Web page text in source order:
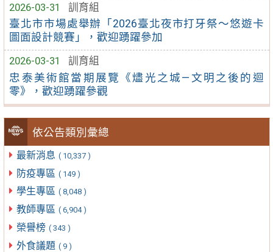
2026-03-31
訓育組
臺北市市場處舉辦「2026臺北夜市打牙祭～悠遊卡
圖面設計競賽」，歡迎踴躍參加
2026-03-31
訓育組
忠泰美術館當期展覽《燼光之城—文明之後的迴
零》，歡迎踴躍參觀
依公告類別彙總
最新消息 ( 10,337 )
防疫專區 ( 149 )
學生專區 ( 8,048 )
教師專區 ( 6,904 )
榮譽榜 ( 343 )
外食議題 ( 9 )